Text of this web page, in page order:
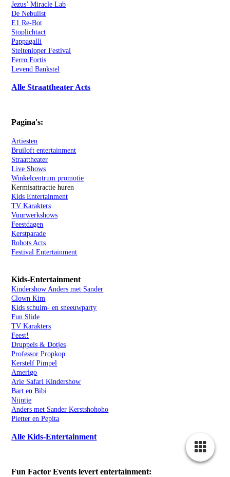
Jezus’ Miracle Lab
De Nebulist
E1 Re-Bot
Stoplichtact
Pappagalli
Steltenloper Festival
Ferro Fortis
Levend Bankstel
Alle Straattheater Acts
Pagina's:
Artiesten
Bruiloft entertainment
Straattheater
Live Shows
Winkelcentrum promotie
Kermisattractie huren
Kids Entertainment
TV Karakters
Vuurwerkshows
Feestdagen
Kerstparade
Robots Acts
Festival Entertainment
Kids-Entertainment
Kindershow Anders met Sander
Clown Kim
Kids schuim- en sneeuwparty
Fun Slide
TV Karakters
Feest!
Druppels & Dotjes
Professor Propkop
Kerstelf Pimpel
Amerigo
Arie Safari Kindershow
Bart en Bibi
Nijntje
Anders met Sander Kerstshohoho
Pietter en Pepita
Alle Kids-Entertainment
Fun Factor Events levert entertainment: